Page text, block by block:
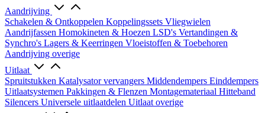
Aandrijving
Schakelen & Ontkoppelen Koppelingssets Vliegwielen
Aandrijfassen Homokineten & Hoezen LSD's Vertandingen &
Synchro's Lagers & Keerringen Vloeistoffen & Toebehoren
Aandrijving overige
Uitlaat
Spruitstukken Katalysator vervangers Middendempers Einddempers
Uitlaatsystemen Pakkingen & Flenzen Montagemateriaal Hitteband
Silencers Universele uitlaatdelen Uitlaat overige